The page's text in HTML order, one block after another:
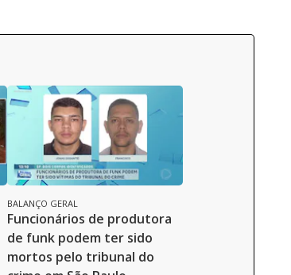
BALANÇO GERAL
Funcionários de produtora
de funk podem ter sido
mortos pelo tribunal do